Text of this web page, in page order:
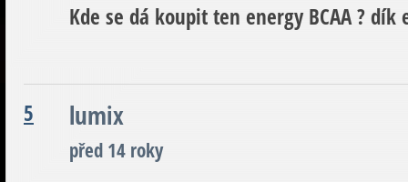
Kde se dá koupit ten energy BCAA ?
5 lumix
před 14 roky